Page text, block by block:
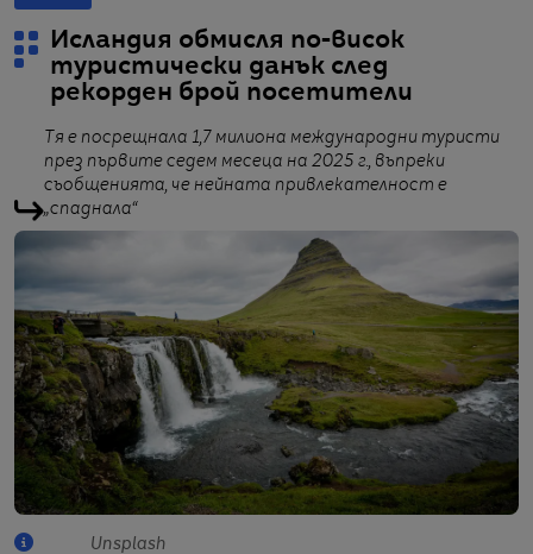
Исландия обмисля по-висок
туристически данък след
рекорден брой посетители
Тя е посрещнала 1,7 милиона международни туристи
през първите седем месеца на 2025 г., въпреки
съобщенията, че нейната привлекателност е
„спаднала“
Unsplash